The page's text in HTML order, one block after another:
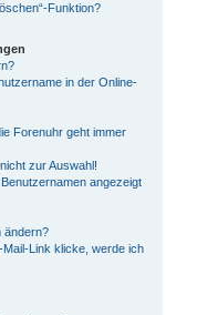
Funktion?
in der Online-
Forenuhr geht immer
zur Auswahl!
angezeigt
ändern?
Link klicke, werde ich